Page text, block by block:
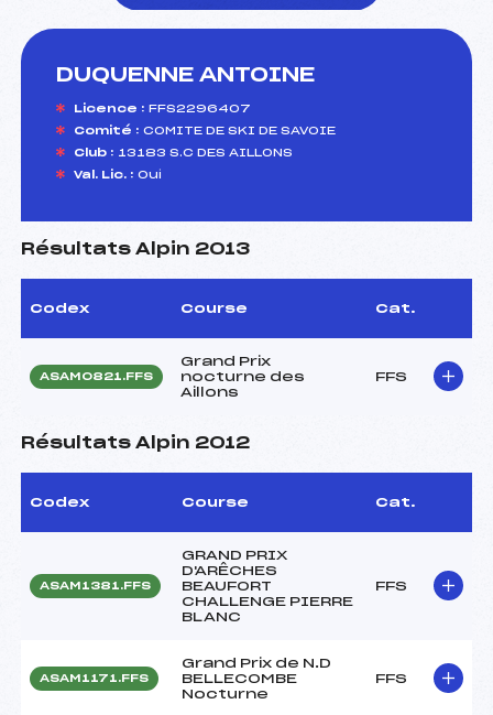
DUQUENNE ANTOINE
Licence : FFS2296407
Comité : COMITE DE SKI DE SAVOIE
Club : 13183 S.C DES AILLONS
Val. Lic. : Oui
Résultats Alpin 2013
Codex Course Cat.
ASAM0821.FFS
Grand Prix
nocturne des
Aillons
FFS
Résultats Alpin 2012
Codex Course Cat.
ASAM1381.FFS
GRAND PRIX
D'ARÊCHES
BEAUFORT
CHALLENGE PIERRE
BLANC
FFS
ASAM1171.FFS
Grand Prix de N.D
BELLECOMBE
Nocturne
FFS